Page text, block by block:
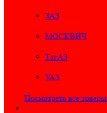
ЗАЗ
МОСКВИЧ
ТагАЗ
УАЗ
Посмотреть все товары